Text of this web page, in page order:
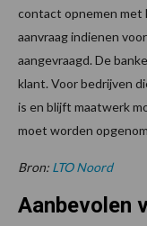
contact opnemen met
aanvraag indienen
aangevraagd. De
klant. Voor bedrijven
is en blijft maatwerk
moet worden
Bron: LTO Noord
Aanbevolen